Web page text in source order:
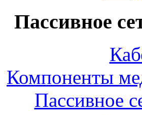
Пассивное
Компоненты
Пассивное